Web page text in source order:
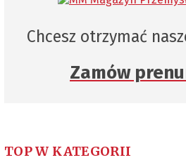
Chcesz otrzymać
Zamów
TOP W KATEGORII